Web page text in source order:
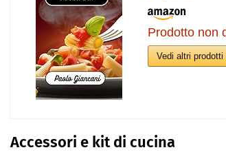
Prodotto non
Vedi altri
Accessori e kit di cucina